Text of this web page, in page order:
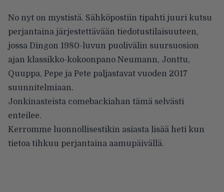
No nyt on mystistä. Sähköpostiin tipahti juuri kutsu
perjantaina järjestettävään tiedotustilaisuuteen,
jossa Dingon 1980-luvun puolivälin suursuosion
ajan klassikko-kokoonpano Neumann, Jonttu,
Quuppa, Pepe ja Pete paljastavat vuoden 2017
suunnitelmiaan.
Jonkinasteista comebackiahan tämä selvästi
enteilee.
Kerromme luonnollisestikin asiasta lisää heti kun
tietoa tihkuu perjantaina aamupäivällä.